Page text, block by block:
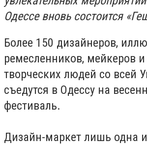
Одессе вновь состоится
Более 150 дизайнеров,
ремесленников, мейкеров и
творческих людей со всей
съедутся в Одессу на
фестиваль.
Дизайн-маркет лишь одна